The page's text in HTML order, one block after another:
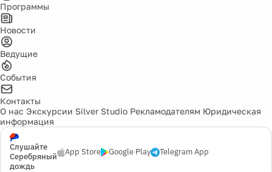
Программы
Новости
Ведущие
События
Контакты
О нас Экскурсии Silver Studio Рекламодателям Юридическая
информация
Слушайте
Серебряный
дождь
App Store Google Play Telegram App